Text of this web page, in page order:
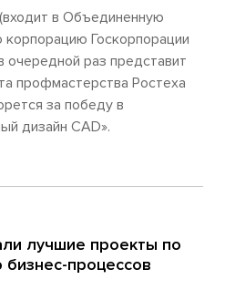
в Объединенную
Госкорпорации
раз представит
профмастерства Ростеха
за победу в
дизайн CAD».
лучшие проекты по
процессов